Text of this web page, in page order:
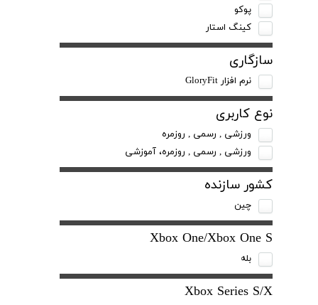
پوکو
کینگ استار
سازگاری
نرم افزار GloryFit
نوع کاربری
ورزشی , رسمی , روزمره
ورزشی , رسمی , روزمره، آموزشی
کشور سازنده
چین
Xbox One/Xbox One S
بله
Xbox Series S/X